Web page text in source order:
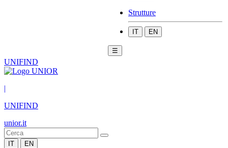
Strutture
IT EN
☰
UNIFIND
|
UNIFIND
unior.it
IT EN